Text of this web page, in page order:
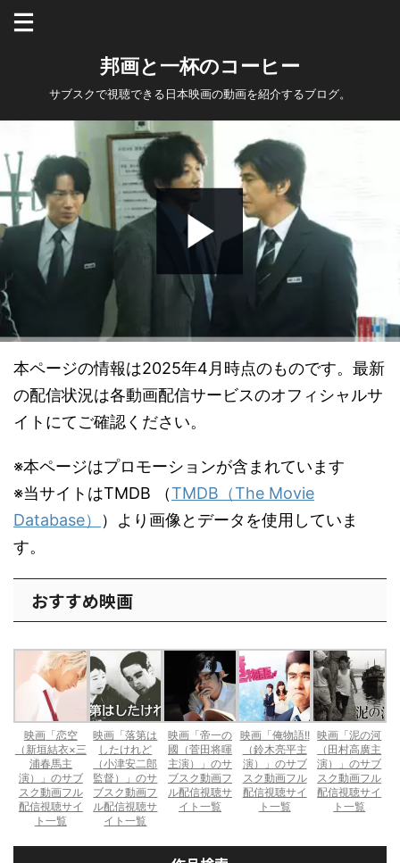
邦画と一杯のコーヒー
サブスクで視聴できる日本映画の動画を紹介するブログ。
本ページの情報は2025年4月時点のものです。最新
の配信状況は各動画配信サービスのオフィシャルサ
イトにてご確認ください。
※本ページはプロモーションが含まれています
※当サイトはTMDB （TMDB（The Movie
Database）
）より画像とデータを使用していま
す。
おすすめ映画
映画「恋空
（新垣結衣×三
浦春馬主
演）」のサブ
スク動画フル
配信視聴サイ
ト一覧
映画「落第は
したけれど
（小津安二郎
監督）」のサ
ブスク動画フ
ル配信視聴サ
イト一覧
映画「帝一の
國（菅田将暉
主演）」のサ
ブスク動画フ
ル配信視聴サ
イト一覧
映画「俺物語!!
（鈴木亮平主
演）」のサブ
スク動画フル
配信視聴サイ
ト一覧
映画「泥の河
（田村高廣主
演）」のサブ
スク動画フル
配信視聴サイ
ト一覧